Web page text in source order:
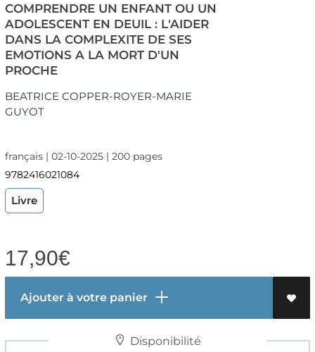
COMPRENDRE UN ENFANT OU UN
ADOLESCENT EN DEUIL : L'AIDER
DANS LA COMPLEXITE DE SES
EMOTIONS A LA MORT D'UN
PROCHE
BEATRICE COPPER-ROYER-MARIE
GUYOT
français | 02-10-2025 | 200 pages
9782416021084
Livre
17,90€
Ajouter à votre panier
Disponibilité